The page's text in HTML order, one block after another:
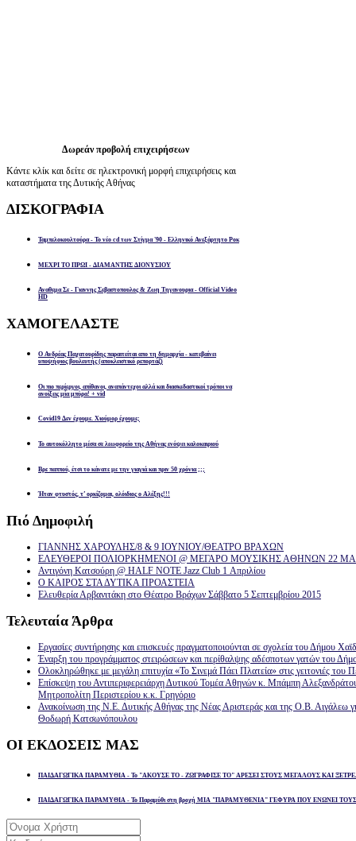
Δωρεάν προβολή επιχειρήσεων
Κάντε κλίκ και δείτε σε ηλεκτρονική μορφή επιχειρήσεις και
καταστήματα της Δυτικής Αθήνας
ΔΙΣΚΟΓΡΑΦΙΑ
Ταμπελοκουλτούρα - Το νέο cd των Στίγμα '90 - Ελληνικό Ανεξάρτητο Ροκ
ΜΕΧΡΙ ΤΟ ΠΡΩΙ - ΔΙΑΜΑΝΤΗΣ ΔΙΟΝΥΣΙΟΥ
Αναθεμα Σε - Γιαννης Σεβαστοπουλος & Ζωη Τηγανουρια - Official Video
HD
ΧΑΜΟΓΕΛΑΣΤΕ
Ο Ανδρέας Παχατουρίδης παραιτείται απο τη δημαρχία - κατεβαίνει
υποψήφιος βουλευτής (αποκλειστικό ρεπορτάζ)
Οι πιο περίεργοι, απίθανοι, αναπάντεχοι αλλά και διασκεδαστικοί τρόποι να
ανοίξεις μία μπύρα! + vid
Covid19 Δεν έχουμε. Χιούμορ έχουμε;
Το αυτοκόλλητο μέσα σε λεωφορείο της Αθήνας ενόψει καλοκαιριού
Βρε παππού, έτσι το κάνατε με την γιαγιά και πριν 50 χρόνια ;;;
Ήταν φτυστός, τ’ ορκίζομαι, ολόιδιος ο Αλέξης!!!
Πιό Δημοφιλή
ΓΙΑΝΝΗΣ ΧΑΡΟΥΛΗΣ/8 & 9 ΙΟΥΝΙΟΥ/ΘΕΑΤΡΟ ΒΡΑΧΩΝ
ΕΛΕΥΘΕΡΟΙ ΠΟΛΙΟΡΚΗΜΕΝΟΙ @ ΜΕΓΑΡΟ ΜΟΥΣΙΚΗΣ ΑΘΗΝΩΝ 22
Αντιγόνη Κατσούρη @ HALF NOTE Jazz Club 1 Απριλίου
Ο ΚΑΙΡΟΣ ΣΤΑ ΔΥΤΙΚΑ ΠΡΟΑΣΤΕΙΑ
Ελευθερία Αρβανιτάκη στο Θέατρο Βράχων Σάββατο 5 Σεπτεμβρίου 2015
Τελευταία Άρθρα
Εργασίες συντήρησης και επισκευές πραγματοποιούνται σε σχολεία του Δήμου
Έναρξη του προγράμματος στειρώσεων και περίθαλψης αδέσποτων γατών του
Ολοκληρώθηκε με μεγάλη επιτυχία «Το Σινεμά Πάει Πλατεία» στις γειτονιές του
Επίσκεψη του Αντιπεριφερειάρχη Δυτικού Τομέα Αθηνών κ. Μπάμπη
Μητροπολίτη Περιστερίου κ.κ. Γρηγόριο
Ανακοίνωση της Ν.Ε. Δυτικής Αθήνας της Νέας Αριστεράς και της Ο.Β. Αιγάλεω
Θοδωρή Κατσωνόπουλου
ΟΙ ΕΚΔΟΣΕΙΣ ΜΑΣ
ΠΑΙΔΑΓΩΓΙΚΑ ΠΑΡΑΜΥΘΙΑ - Το "ΑΚΟΥΣΕ ΤΟ - ΖΩΓΡΑΦΙΣΕ ΤΟ" ΑΡΕΣΕΙ ΣΤΟΥΣ ΜΕΓΑΛΟΥΣ ΚΑΙ
ΠΑΙΔΑΓΩΓΙΚΑ ΠΑΡΑΜΥΘΙΑ - Το Παραμύθι στη βροχή ΜΙΑ "ΠΑΡΑΜΥΘΕΝΙΑ" ΓΕΦΥΡΑ ΠΟΥ ΕΝΩΝΕΙ